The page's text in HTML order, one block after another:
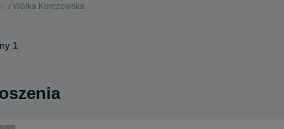
Wólka Korczowska
1